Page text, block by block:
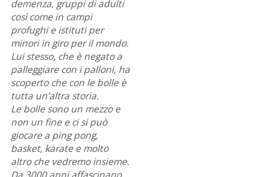
demenza, gruppi di adulti
così come in campi
profughi e istituti per
minori in giro per il mondo.
Lui stesso, che è negato a
palleggiare con i palloni, ha
scoperto che con le bolle è
tutta un’altra storia.
Le bolle sono un mezzo e
non un fine e ci si può
giocare a ping pong,
basket, karate e molto
altro che vedremo insieme.